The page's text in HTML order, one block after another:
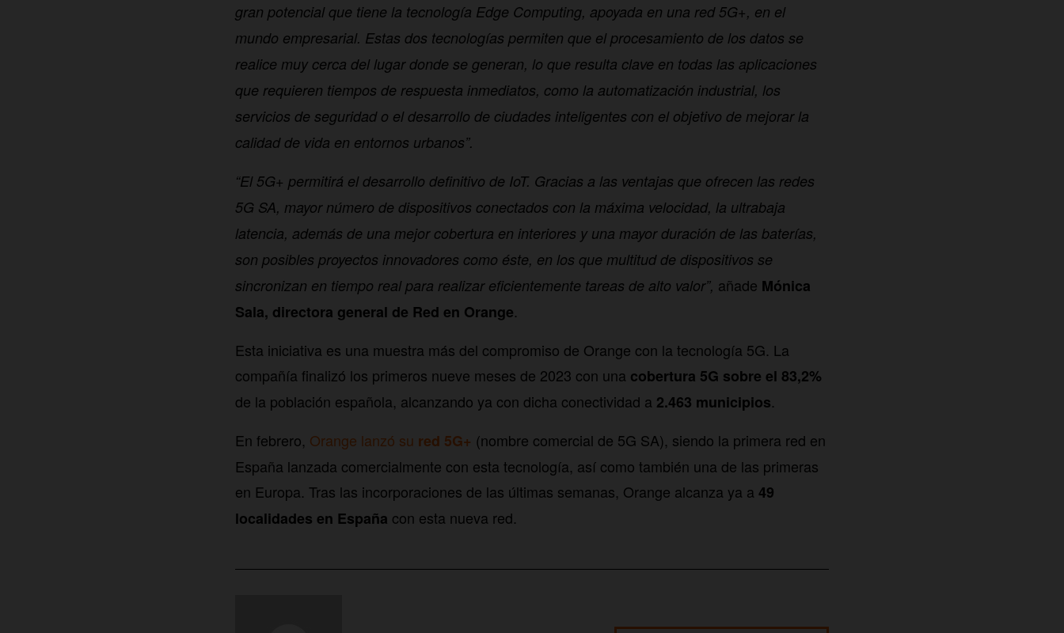
gran potencial que tiene la tecnología Edge Computing, apoyada en una red 5G+, en el
mundo empresarial. Estas dos tecnologías permiten que el procesamiento de los datos se
realice muy cerca del lugar donde se generan, lo que resulta clave en todas las aplicaciones
que requieren tiempos de respuesta inmediatos, como la automatización industrial, los
servicios de seguridad o el desarrollo de ciudades inteligentes con el objetivo de mejorar la
calidad de vida en entornos urbanos”.
“El 5G+ permitirá el desarrollo definitivo de IoT. Gracias a las ventajas que ofrecen las redes
5G SA, mayor número de dispositivos conectados con la máxima velocidad, la ultrabaja
latencia, además de una mejor cobertura en interiores y una mayor duración de las baterías,
son posibles proyectos innovadores como éste, en los que multitud de dispositivos se
sincronizan en tiempo real para realizar eficientemente tareas de alto valor”, añade Mónica
Sala, directora general de Red en Orange.
Esta iniciativa es una muestra más del compromiso de Orange con la tecnología 5G. La
compañía finalizó los primeros nueve meses de 2023 con una cobertura 5G sobre el 83,2%
de la población española, alcanzando ya con dicha conectividad a 2.463 municipios.
En febrero, Orange lanzó su red 5G+ (nombre comercial de 5G SA), siendo la primera red en
España lanzada comercialmente con esta tecnología, así como también una de las primeras
en Europa. Tras las incorporaciones de las últimas semanas, Orange alcanza ya a 49
localidades en España con esta nueva red.